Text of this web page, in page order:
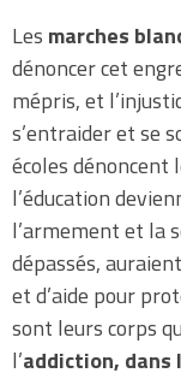
Les marches
dénoncer cet
mépris, et
s’entraider et se
écoles dénoncent
l’éducation
l’armement et la
dépassés,
et d’aide pour
sont leurs corps
l’addiction, dans